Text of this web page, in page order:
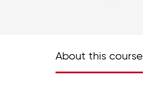
About this course